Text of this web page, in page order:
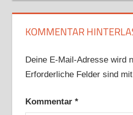
KOMMENTAR
Deine E-Mail-Adresse wird
Erforderliche Felder sind mit
Kommentar *